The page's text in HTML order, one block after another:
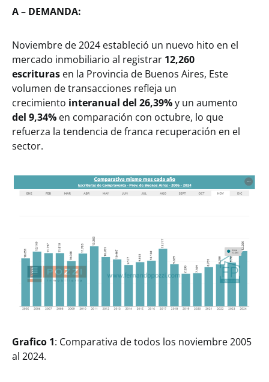
A – DEMANDA:
Noviembre de 2024 estableció un nuevo hito en el
mercado inmobiliario al registrar 12,260
escrituras en la Provincia de Buenos Aires, Este
volumen de transacciones refleja un
crecimiento interanual del 26,39%y un aumento
del 9,34% en comparación con octubre, lo que
refuerza la tendencia de franca recuperación en el
sector.
Grafico 1: Comparativa de todos los noviembre 2005
al 2024.